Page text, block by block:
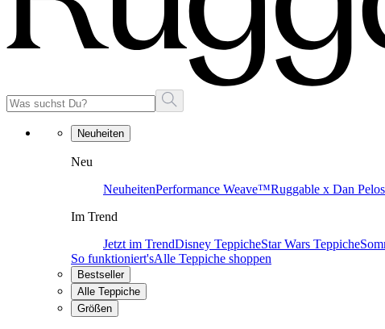
Neuheiten
Neu
NeuheitenPerformance Weave™Ruggable x Dan
Im Trend
Jetzt im TrendDisney TeppicheStar Wars Teppiche
So funktioniert'sAlle Teppiche shoppen
Bestseller
Alle Teppiche
Größen